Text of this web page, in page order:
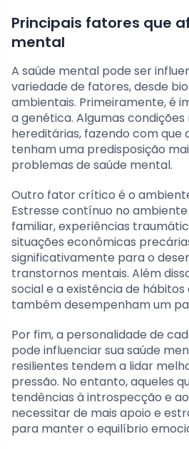
Principais fatores que
mental
A saúde mental pode ser
variedade de fatores, desde
ambientais. Primeiramente, é
a genética. Algumas
hereditárias, fazendo com que
tenham uma predisposição
problemas de saúde mental.
Outro fator crítico é o
Estresse contínuo no
familiar, experiências
situações econômicas
significativamente para o
transtornos mentais. Além
social e a existência de hábitos
também desempenham um
Por fim, a personalidade de
pode influenciar sua saúde
resilientes tendem a lidar
pressão. No entanto, aqueles
tendências à introspecção e
necessitar de mais apoio e
para manter o equilíbrio